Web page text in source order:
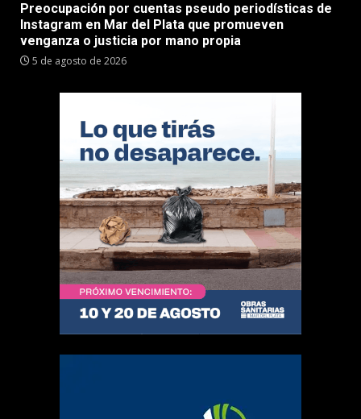
Preocupación por cuentas pseudo periodísticas de
Instagram en Mar del Plata que promueven
venganza o justicia por mano propia
5 de agosto de 2026